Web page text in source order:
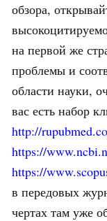
обзора,
на первой же
проблемы и
области науки,
вас есть набор
http://
https://
https://
в передовых
чертах там уже